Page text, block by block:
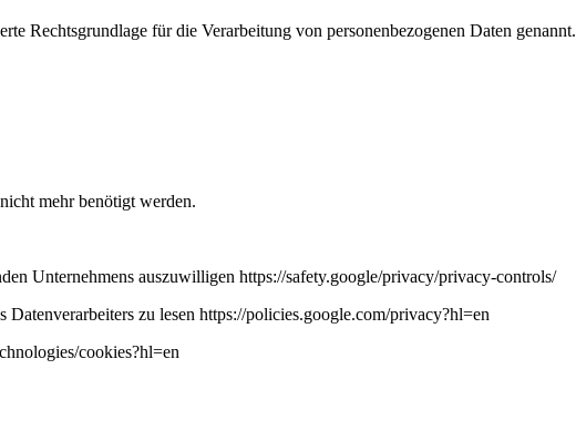
Rechtsgrundlage für die Verarbeitung von personenbezogenen Daten genannt.
mehr benötigt werden.
Unternehmens auszuwilligen https://safety.google/privacy/privacy-controls/
zu lesen https://policies.google.com/privacy?hl=en
cookies?hl=en